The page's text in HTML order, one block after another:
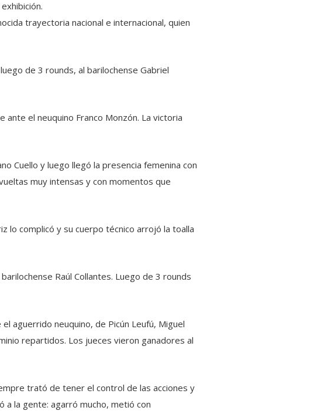
trayectoria nacional e internacional, quien
de 3 rounds, al barilochense Gabriel
el neuquino Franco Monzón. La victoria
Cuello y luego llegó la presencia femenina con
muy intensas y con momentos que
lo complicó y su cuerpo técnico arrojó la toalla
Raúl Collantes. Luego de 3 rounds
aguerrido neuquino, de Picún Leufú, Miguel
repartidos. Los jueces vieron ganadores al
trató de tener el control de las acciones y
la gente: agarró mucho, metió con